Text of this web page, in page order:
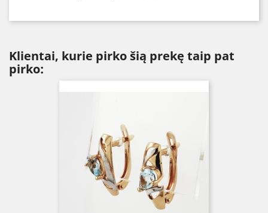
Klientai, kurie pirko šią prekę taip pat
pirko: